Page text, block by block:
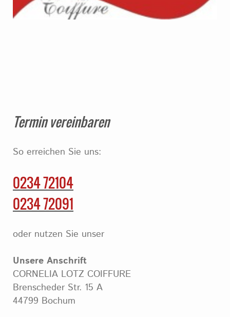
Termin vereinbaren
So erreichen Sie uns:
0234 72104
0234 72091
oder nutzen Sie unser
Unsere Anschrift
CORNELIA LOTZ COIFFURE
Brenscheder Str. 15 A
44799 Bochum